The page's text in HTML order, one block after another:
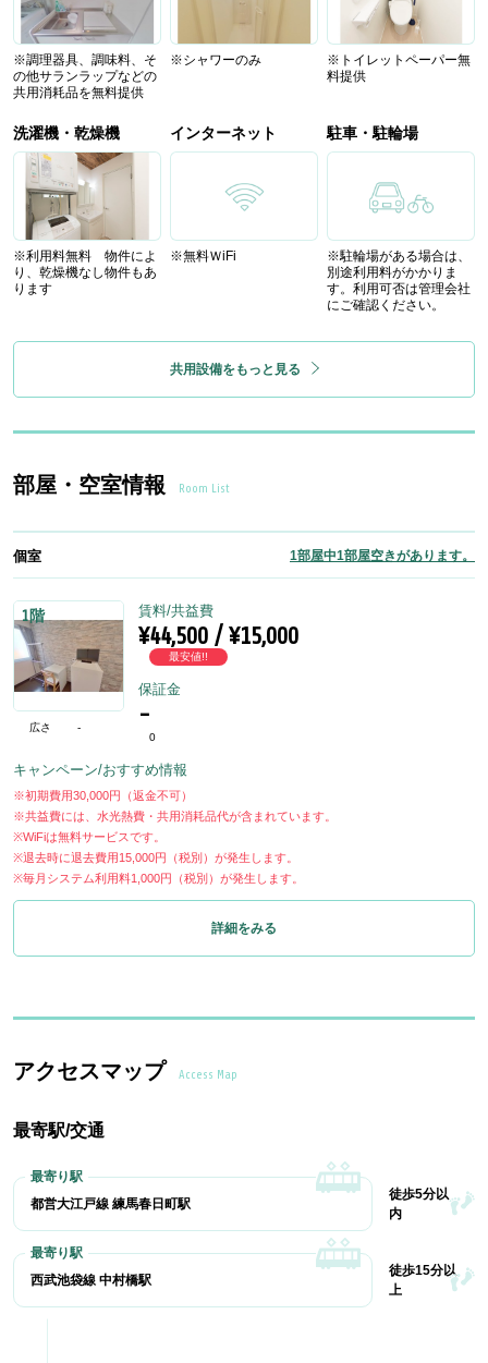
※調理器具、調味料、そ
の他サランラップなどの
共用消耗品を無料提供
※シャワーのみ
※トイレットペーパー無
料提供
洗濯機・乾燥機
※利用料無料 物件によ
り、乾燥機なし物件もあ
ります
インターネット
※無料ＷiFi
駐車・駐輪場
※駐輪場がある場合は、
別途利用料がかかりま
す。利用可否は管理会社
にご確認ください。
共用設備をもっと見る
部屋・空室情報 Room List
個室 1部屋中1部屋空きがあります。
1階
広さ -
賃料/共益費
¥44,500 / ¥15,000
最安値!!
保証金
-
0
キャンペーン/おすすめ情報
※初期費用30,000円（返金不可）
※共益費には、水光熱費・共用消耗品代が含まれています。
※WiFiは無料サービスです。
※退去時に退去費用15,000円（税別）が発生します。
※毎月システム利用料1,000円（税別）が発生します。
詳細をみる
アクセスマップ Access Map
最寄駅/交通
都営大江戸線 練馬春日町駅
徒歩5分以
内
西武池袋線 中村橋駅
徒歩15分以
上